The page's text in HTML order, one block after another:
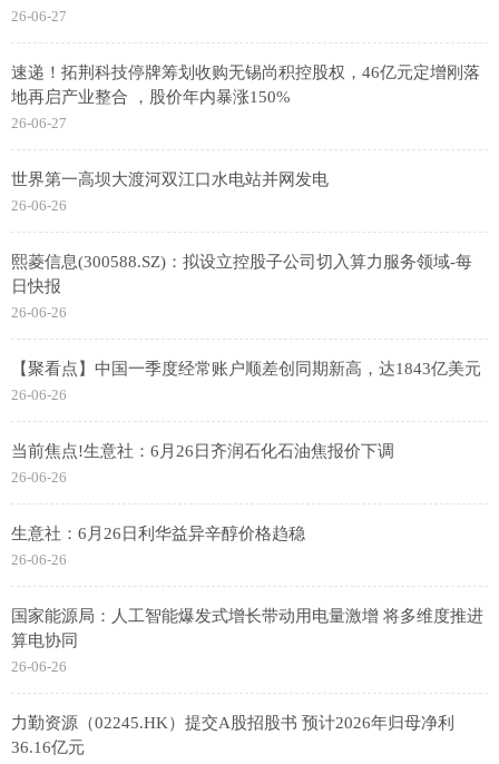
26-06-27
速递！拓荆科技停牌筹划收购无锡尚积控股权，46亿元定增刚落
地再启产业整合 ，股价年内暴涨150%
26-06-27
世界第一高坝大渡河双江口水电站并网发电
26-06-26
熙菱信息(300588.SZ)：拟设立控股子公司切入算力服务领域-每
日快报
26-06-26
【聚看点】中国一季度经常账户顺差创同期新高，达1843亿美元
26-06-26
当前焦点!生意社：6月26日齐润石化石油焦报价下调
26-06-26
生意社：6月26日利华益异辛醇价格趋稳
26-06-26
国家能源局：人工智能爆发式增长带动用电量激增 将多维度推进
算电协同
26-06-26
力勤资源（02245.HK）提交A股招股书 预计2026年归母净利
36.16亿元